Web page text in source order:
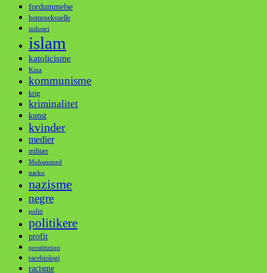
fordummelse
homoseksuelle
industri
islam
katolicisme
Kina
kommunisme
krig
kriminalitet
kunst
kvinder
medier
militær
Muhammed
narko
nazisme
negre
politi
politikere
profit
prostitution
racebiologi
racisme